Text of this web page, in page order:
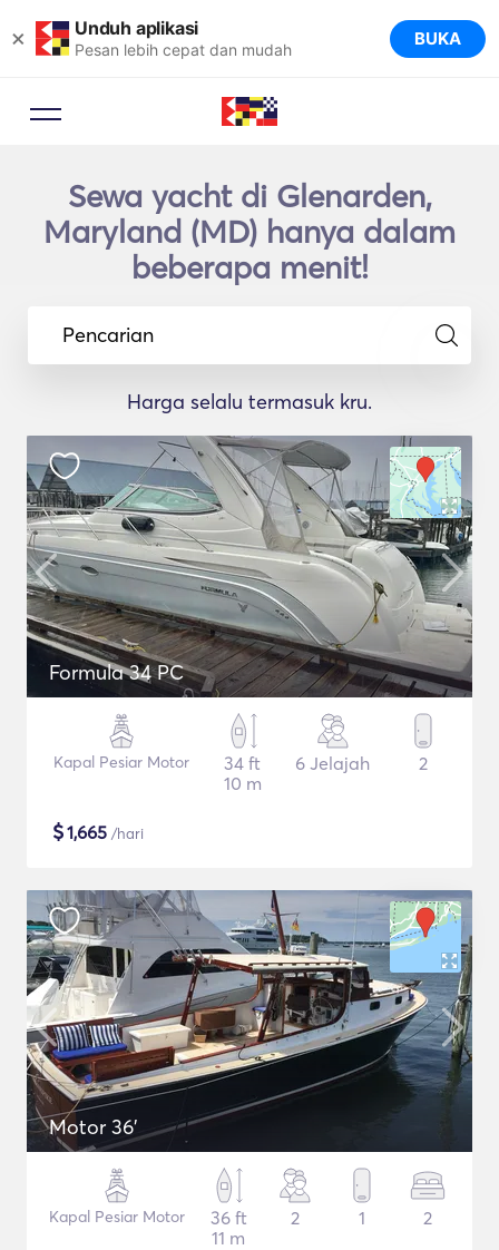
× Unduh aplikasi
Pesan lebih cepat dan mudah BUKA
Sewa yacht di Glenarden,
Maryland (MD) hanya dalam
beberapa menit!
Pencarian
Harga selalu termasuk kru.
Formula 34 PC
Kapal Pesiar Motor
34 ft
10 m
6 Jelajah 2
$1,665 /hari
Motor 36'
Kapal Pesiar Motor
36 ft
11 m
2 1 2